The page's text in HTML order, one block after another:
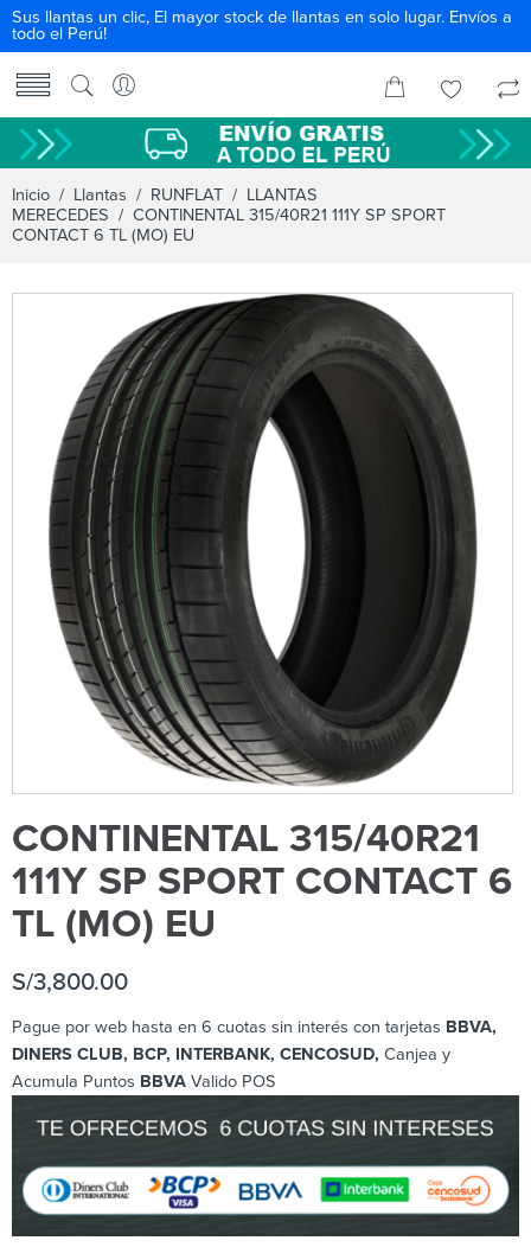
Sus llantas un clic, El mayor stock de llantas en solo lugar. Envíos a
todo el Perú!
Inicio / Llantas / RUNFLAT / LLANTAS
MERECEDES / CONTINENTAL 315/40R21 111Y SP SPORT
CONTACT 6 TL (MO) EU
CONTINENTAL 315/40R21
111Y SP SPORT CONTACT 6
TL (MO) EU
S/3,800.00
Pague por web hasta en 6 cuotas sin interés con tarjetas BBVA,
DINERS CLUB, BCP, INTERBANK, CENCOSUD, Canjea y
Acumula Puntos BBVA Valido POS